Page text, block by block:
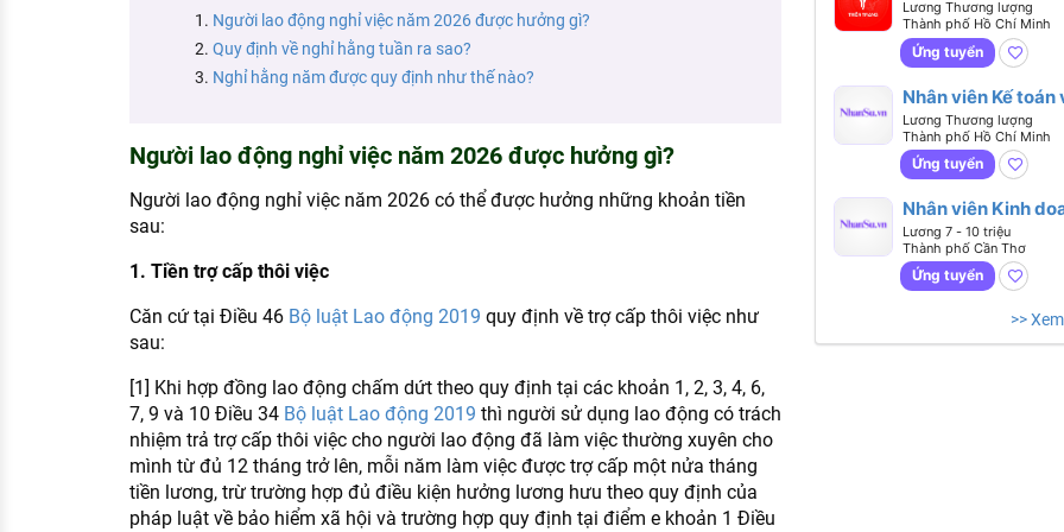
KHÁM PHÁ NGHỀ NGHIỆP
HƯỚNG NGHIỆP VIỆC LÀM
Đặc trưng từng nghề
XÂY DỰNG VÀ PHÁT TRIỂN ĐỘI NGŨ
TUYỂN DỤNG VIỆC LÀM
Người lao động nghỉ việc năm 2026 được hưởng gì?
Quy định về nghỉ hằng tuần ra sao?
Nghỉ hằng năm được quy định như thế nào?
Người lao động nghỉ việc năm 2026 được hưởng gì?
Người lao động nghỉ việc năm 2026 có thể được hưởng những khoản tiền
sau:
1. Tiền trợ cấp thôi việc
Căn cứ tại Điều 46 Bộ luật Lao động 2019 quy định về trợ cấp thôi việc như
sau:
[1] Khi hợp đồng lao động chấm dứt theo quy định tại các khoản 1, 2, 3, 4, 6,
7, 9 và 10 Điều 34 Bộ luật Lao động 2019 thì người sử dụng lao động có trách
nhiệm trả trợ cấp thôi việc cho người lao động đã làm việc thường xuyên cho
mình từ đủ 12 tháng trở lên, mỗi năm làm việc được trợ cấp một nửa tháng
tiền lương, trừ trường hợp đủ điều kiện hưởng lương hưu theo quy định của
pháp luật về bảo hiểm xã hội và trường hợp quy định tại điểm e khoản 1 Điều
Lương Thương lượng
Thành phố Hồ Chí Minh
Ứng tuyển
Nhân viên Kế toán
Lương Thương lượng
Thành phố Hồ Chí Minh
Ứng tuyển
Nhân viên Kinh
Pháp chế
Lương 7 - 10 triệu
Thành phố Cần Thơ
Ứng tuyển
>>